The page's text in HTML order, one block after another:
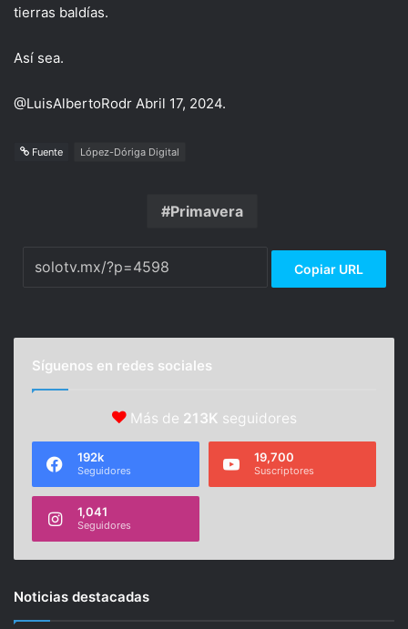
tierras baldías.
Así sea.
@LuisAlbertoRodr Abril 17, 2024.
Fuente López-Dóriga Digital
Primavera
Copiar URL
Síguenos en redes sociales
Más de 213K seguidores
192k
Seguidores
19,700
Suscriptores
1,041
Seguidores
Noticias destacadas